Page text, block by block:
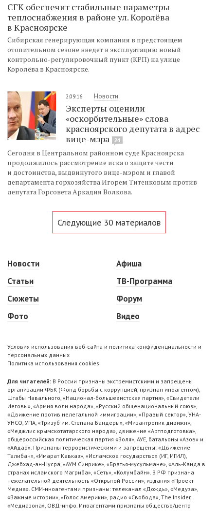
СГК обеспечит стабильные параметры
теплоснабжения в районе ул. Королёва
в Красноярске
Сибирская генерирующая компания в предстоящем
отопительном сезоне введет в эксплуатацию новый
контрольно-регулировочный пункт (КРП) на улице
Королёва в Красноярске.
2.09.16 Новости
Эксперты оценили
«оскорбительные» слова
красноярского депутата в адрес
вице-мэра
24
Сегодня в Центральном районном суде Красноярска
продолжилось рассмотрение иска о защите чести
и достоинства, выдвинутого вице-мэром и главой
департамента горхозяйства Игорем Титенковым против
депутата Горсовета Аркадия Волкова.
Следующие 30 материалов
Новости
Статьи
Сюжеты
Фото
Афиша
ТВ-Программа
Форум
Видео
Условия использования веб-сайта и политика конфиденциальности и
персональных данных
Политика использования cookies
Для читателей: В России признаны экстремистскими и запрещены
организации ФБК (Фонд борьбы с коррупцией, признан иноагентом),
Штабы Навального, «Национал-большевистская партия», «Свидетели
Иеговы», «Армия воли народа», «Русский общенациональный союз»,
«Движение против нелегальной иммиграции», «Правый сектор», УНА-
УНСО, УПА, «Тризуб им. Степана Бандеры», «Мизантропик дивижн»,
«Меджлис крымскотатарского народа», движение «Артподготовка»,
общероссийская политическая партия «Воля», АУЕ, батальоны «Азов» и
«Айдар». Признаны террористическими и запрещены: «Движение
Талибан», «Имарат Кавказ», «Исламское государство» (ИГ, ИГИЛ),
Джебхад-ан-Нусра, «АУМ Синрике», «Братья-мусульмане», «Аль-Каида в
странах исламского Магриба», «Сеть», «Колумбайн». В РФ признана
нежелательной деятельность «Открытой России», издания «Проект
Медиа». СМИ-иноагентами признаны: телеканал «Дождь», «Медуза»,
«Важные истории», «Голос Америки», радио «Свобода», The Insider,
«Медиазона», ОВД-инфо. Иноагентами признаны общество/центр